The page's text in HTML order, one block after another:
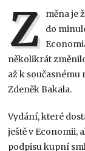
Z měna je
do
několikrát
až k
Zdeněk Bakala.
Vydání, které
ještě v Economii,
podpisu kupní